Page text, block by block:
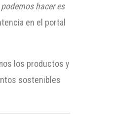
hacer es
en el portal
los productos y
sostenibles